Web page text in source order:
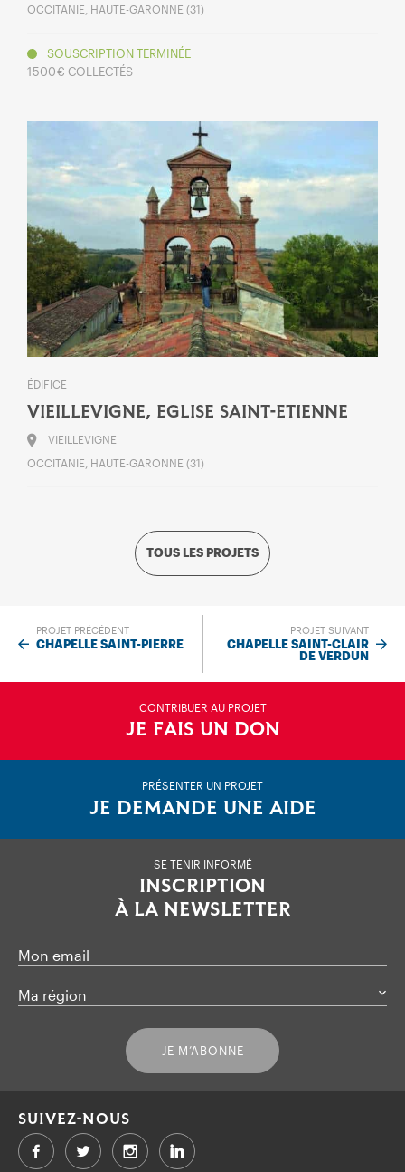
TOUS LES PROJETS
OCCITANIE, HAUTE-GARONNE (31)
SOUSCRIPTION TERMINÉE
1 500 € COLLECTÉS
ÉDIFICE
VIEILLEVIGNE, EGLISE SAINT-ETIENNE
VIEILLEVIGNE
OCCITANIE, HAUTE-GARONNE (31)
PROJET PRÉCÉDENT
CHAPELLE SAINT-PIERRE
PROJET SUIVANT
CHAPELLE SAINT-CLAIR
DE VERDUN
CONTRIBUER AU PROJET
JE FAIS UN DON
PRÉSENTER UN PROJET
JE DEMANDE UNE AIDE
SE TENIR INFORMÉ
INSCRIPTION
À LA NEWSLETTER
Mon email
Ma région
JE M’ABONNE
SUIVEZ-NOUS
FacebookTwitter LinkedIn